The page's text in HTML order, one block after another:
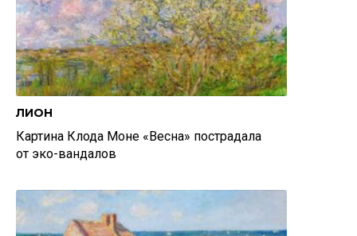
ЛИОН
Картина Клода Моне «Весна» пострадала
от эко-вандалов